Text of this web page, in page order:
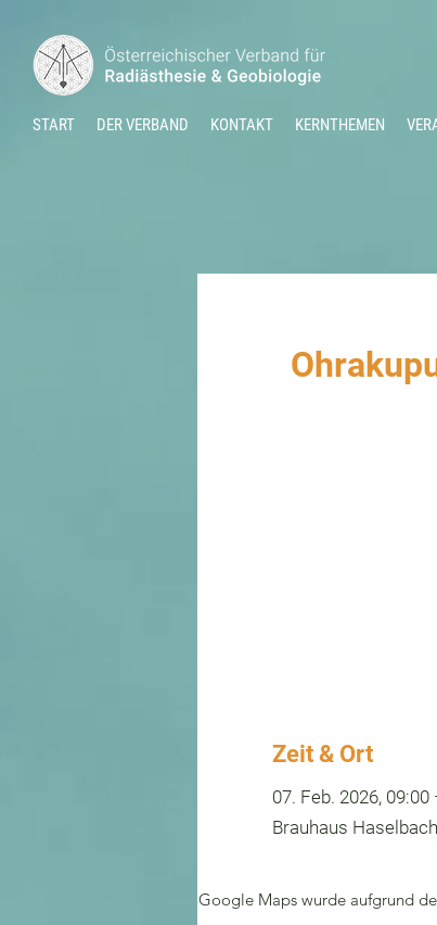
START DER VERBAND KONTAKT KERNTHEMEN
Zeit & Ort
07. Feb. 2026, 09:00
Brauhaus
Google Maps wurde aufgrund